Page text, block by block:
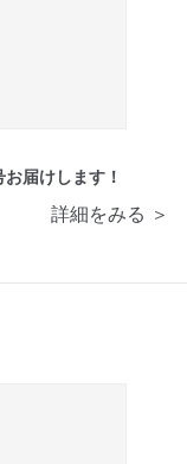
届けします！
詳細をみる ＞